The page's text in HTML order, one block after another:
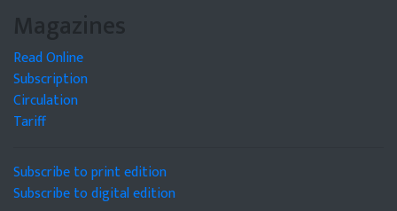
Magazines
Read Online
Subscription
Circulation
Tariff
Subscribe to print edition
Subscribe to digital edition